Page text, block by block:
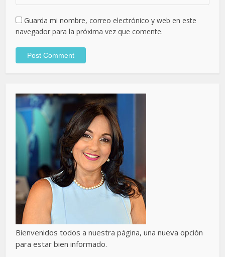
Guarda mi nombre, correo electrónico y web en este
navegador para la próxima vez que comente.
Bienvenidos todos a nuestra página, una nueva opción
para estar bien informado.